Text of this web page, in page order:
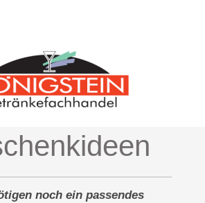
noch ein passendes